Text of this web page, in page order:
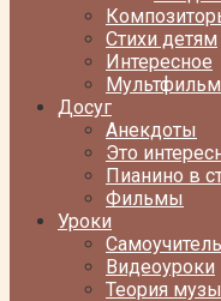
Стихи детям
Интересное
Досуг
Анекдоты
Это
Пианино в
Фильмы
Уроки
Видеоуроки
Теория